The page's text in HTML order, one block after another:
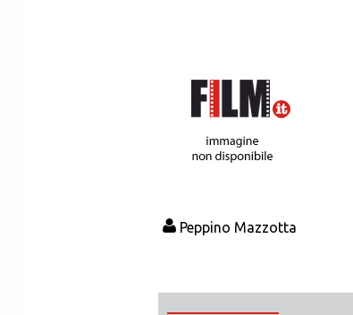
Peppino Mazzotta